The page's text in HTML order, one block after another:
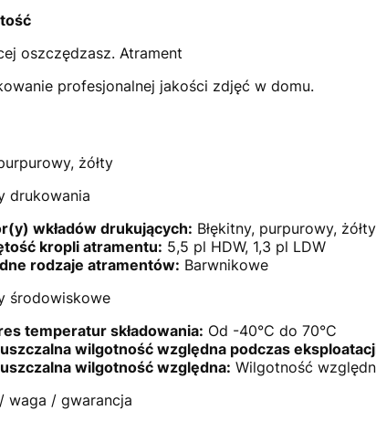
oszczędzasz. Atrament
profesjonalnej jakości zdjęć w domu.
żółty
drukowania
wkładów drukujących: Błękitny, purpurowy, żółty
kropli atramentu: 5,5 pl HDW, 1,3 pl LDW
rodzaje atramentów: Barwnikowe
środowiskowe
temperatur składowania: Od -40°C do 70°C
wilgotność względna podczas
wilgotność względna: Wilgotność
waga / gwarancja